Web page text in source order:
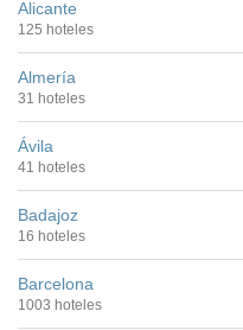
Alicante
125 hoteles
Almería
31 hoteles
Ávila
41 hoteles
Badajoz
16 hoteles
Barcelona
1003 hoteles